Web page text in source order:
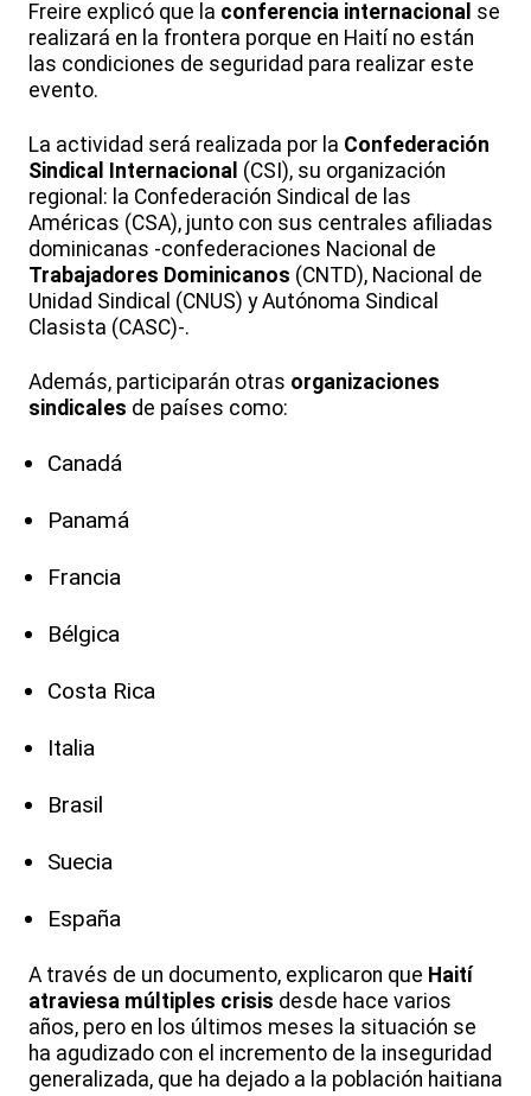
Freire explicó que la conferencia internacional se
realizará en la frontera porque en Haití no están
las condiciones de seguridad para realizar este
evento.
La actividad será realizada por la Confederación
Sindical Internacional (CSI), su organización
regional: la Confederación Sindical de las
Américas (CSA), junto con sus centrales afiliadas
dominicanas -confederaciones Nacional de
Trabajadores Dominicanos (CNTD), Nacional de
Unidad Sindical (CNUS) y Autónoma Sindical
Clasista (CASC)-.
Además, participarán otras organizaciones
sindicales de países como:
Canadá
Panamá
Francia
Bélgica
Costa Rica
Italia
Brasil
Suecia
España
A través de un documento, explicaron que Haití
atraviesa múltiples crisis desde hace varios
años, pero en los últimos meses la situación se
ha agudizado con el incremento de la inseguridad
generalizada, que ha dejado a la población haitiana